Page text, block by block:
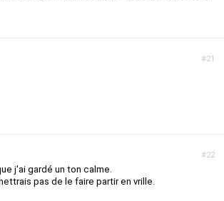
#21
#22
j'ai gardé un ton calme.
pas de le faire partir en vrille.